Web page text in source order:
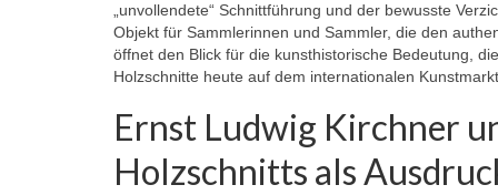
„unvollendete“ Schnittführung und der bewusste
Objekt für Sammlerinnen und Sammler, die den
öffnet den Blick für die kunsthistorische Bedeutung,
Holzschnitte heute auf dem internationalen
Ernst Ludwig Kirchner
Holzschnitts als